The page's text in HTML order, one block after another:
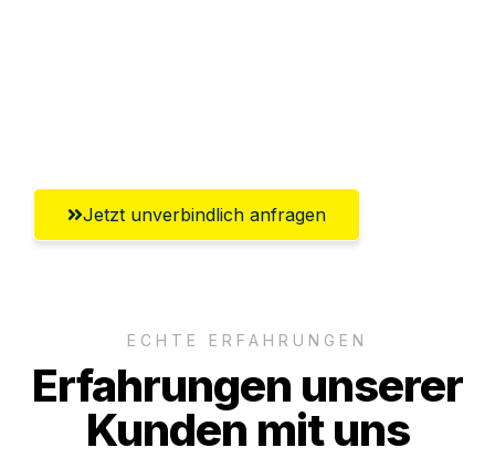
Jetzt unverbindlich anfragen
ECHTE ERFAHRUNGEN
Erfahrungen unserer
Kunden mit uns